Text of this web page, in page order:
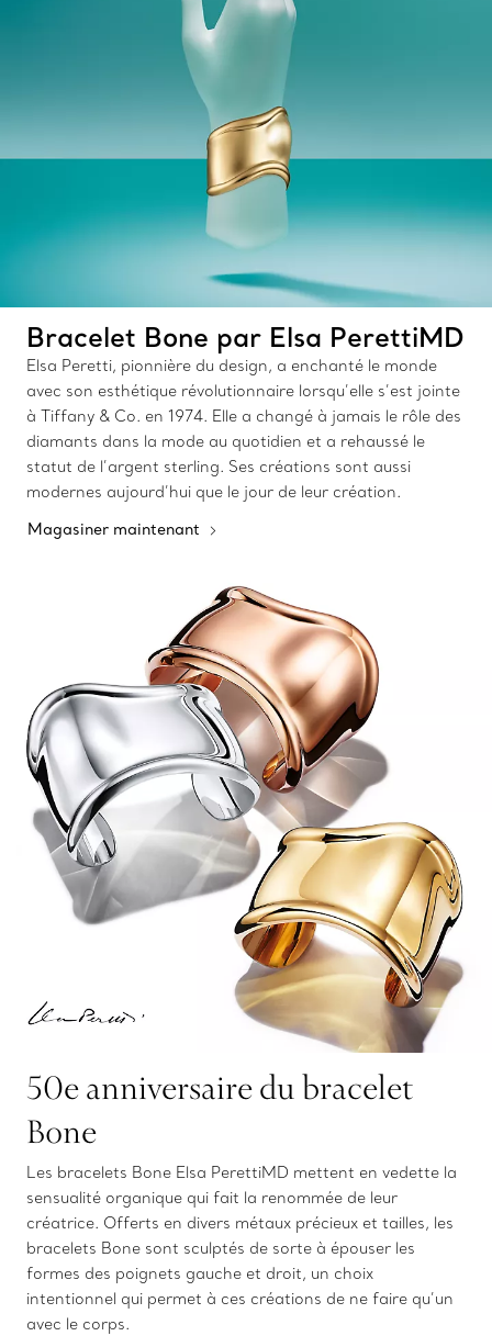
Bracelet Bone par Elsa PerettiMD
Elsa Peretti, pionnière du design, a enchanté le monde
avec son esthétique révolutionnaire lorsqu’elle s’est jointe
à Tiffany & Co. en 1974. Elle a changé à jamais le rôle des
diamants dans la mode au quotidien et a rehaussé le
statut de l’argent sterling. Ses créations sont aussi
modernes aujourd’hui que le jour de leur création.
Magasiner maintenant
50e anniversaire du bracelet
Bone
Les bracelets Bone Elsa PerettiMD mettent en vedette la
sensualité organique qui fait la renommée de leur
créatrice. Offerts en divers métaux précieux et tailles, les
bracelets Bone sont sculptés de sorte à épouser les
formes des poignets gauche et droit, un choix
intentionnel qui permet à ces créations de ne faire qu’un
avec le corps.